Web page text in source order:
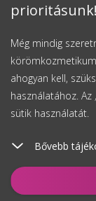
prioritásunk!
Még mindig
ahogyan kell,
használatához.
sütik használatát.
Bővebb